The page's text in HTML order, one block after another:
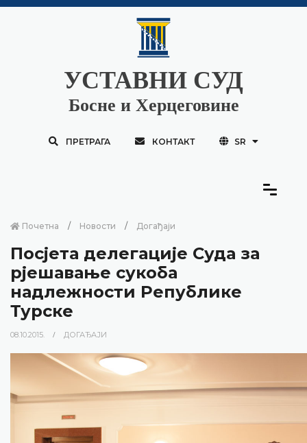
УСТАВНИ СУД
Босне и Херцеговине
ПРЕТРАГА КОНТАКТ SR
Почетна Новости Догађаји
Посјета делегације Суда за
рјешавање сукоба
надлежности Републике
Турске
08.10.2015. ДОГАЂАЈИ